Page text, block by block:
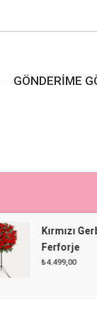
GÖNDERIME
Kırmızı Gerbera
Ferforje
4.499,00